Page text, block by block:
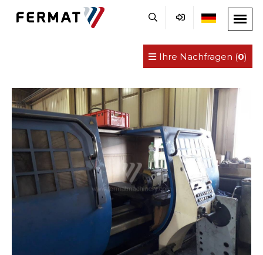
Ihre Nachfragen (0)